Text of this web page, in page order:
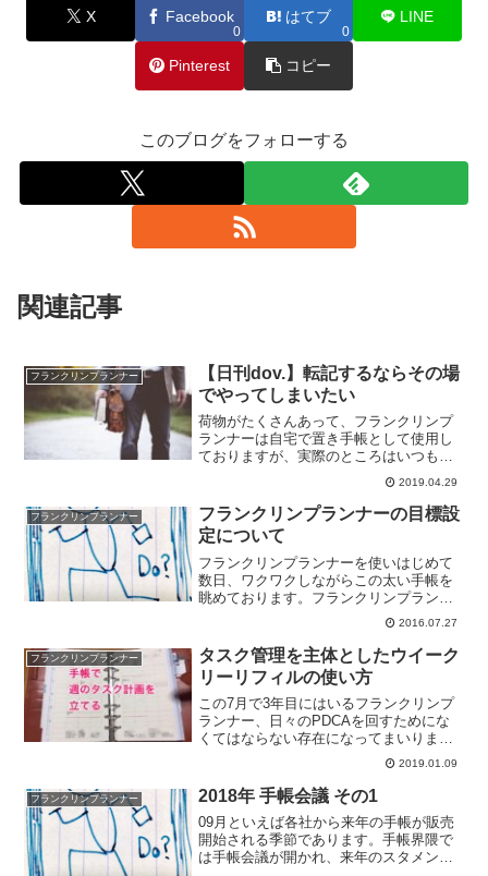
X Facebook
0
はてブ
0
LINE
Pinterest コピー
このブログをフォローする
関連記事
フランクリンプランナー
【日刊dov.】転記するならその場
でやってしまいたい
荷物がたくさんあって、フランクリンプ
ランナーは自宅で置き手帳として使用し
ておりますが、実際のところはいつも持
ち歩いていたいのです。手帳が好きだか
らとか趣味嗜好の話ではなくて効率の上
で。今回はこのあたりをまとめてみま
す。その場で書いて、さらに...
2019.04.29
フランクリンプランナー
フランクリンプランナーの目標設
定について
フランクリンプランナーを使いはじめて
数日、ワクワクしながらこの太い手帳を
眺めております。フランクリンプランナ
ーを使いはじめまして、まず驚くのは書
くことが多いということ。自分の価値
観、役割、目標、ミッションステートメ
ントなど他の手帳にはでてこ...
2016.07.27
フランクリンプランナー
タスク管理を主体としたウイーク
リーリフィルの使い方
この7月で3年目にはいるフランクリンプ
ランナー、日々のPDCAを回すためにな
くてはならない存在になってまいりまし
た。そのフランクリンプランナーに先日
から使いはじめましたウイークリーリフ
ィルについて。自分へのログを兼ねて使
い方をまとめておこう...
2019.01.09
フランクリンプランナー 2018年 手帳会議 その1
09月といえば各社から来年の手帳が販売
開始される季節であります。手帳界隈で
は手帳会議が開かれ、来年のスタメンと